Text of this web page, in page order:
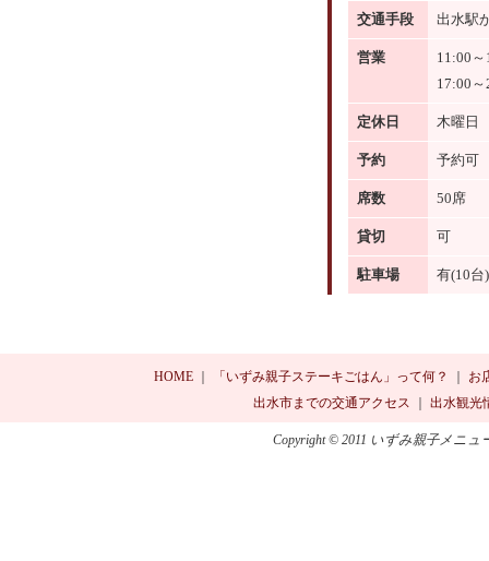
交通手段 出水駅
営業
11:00
17:00
定休日 木曜日
予約 予約可
席数 50席
貸切 可
駐車場 有(10台)
HOME｜ 「いずみ親子ステーキごはん」って何？
お
出水市までの交通アクセス
出水観光
Copyright © 2011 いずみ親子メニュ